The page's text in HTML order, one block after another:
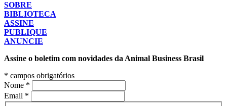
SOBRE
BIBLIOTECA
ASSINE
PUBLIQUE
ANUNCIE
Assine o boletim com novidades da Animal Business Brasil
* campos obrigatórios
Nome *
Email *